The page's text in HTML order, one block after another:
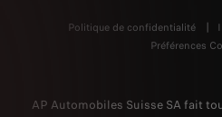
Politique de confidentialité
Préférences
AP Automobiles Suisse SA fait